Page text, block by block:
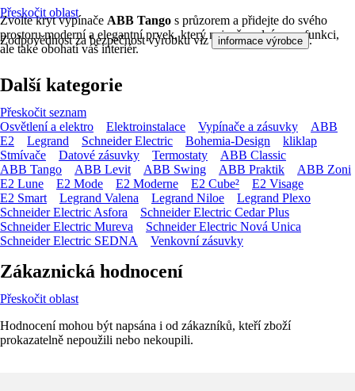
Zvolte kryt vypínače ABB Tango s průzorem a přidejte do svého
prostoru moderní a elegantní prvek, který nejenže splní svou funkci,
ale také obohatí váš interiér.
Přeskočit oblast
Zodpovědnost za bezpečnost výrobku viz informace výrobce .
Další kategorie
Přeskočit seznam
Osvětlení a elektro
Elektroinstalace Vypínače a zásuvky
ABB
E2
Legrand Schneider Electric Bohemia-Design
kliklap
Stmívače
Datové zásuvky Termostaty
ABB Classic
ABB Tango
ABB Levit ABB Swing ABB Praktik
ABB Zoni
E2 Lune
E2 Mode E2 Moderne E2 Cube²
E2 Visage
E2 Smart
Legrand Valena Legrand Niloe
Legrand Plexo
Schneider Electric Asfora
Schneider Electric Cedar Plus
Schneider Electric Mureva
Schneider Electric Nová Unica
Schneider Electric SEDNA
Venkovní zásuvky
Zákaznická hodnocení
Přeskočit oblast
Hodnocení mohou být napsána i od zákazníků, kteří zboží
prokazatelně nepoužili nebo nekoupili.